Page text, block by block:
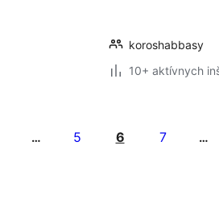
koroshabbasy
10+ aktívnych
… 5 6 7 …